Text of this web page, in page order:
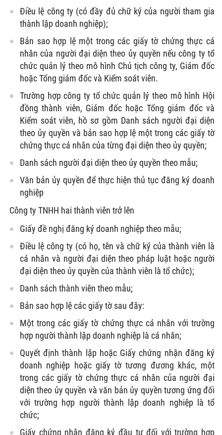
Điều lệ công ty (có đầy đủ chữ ký của người tham gia
thành lập doanh nghiệp);
Bản sao hợp lệ một trong các giấy tờ chứng thực cá
nhân của người đại diện theo ủy quyền nếu công ty tổ
chức quản lý theo mô hình Chủ tịch công ty, Giám đốc
hoặc Tổng giám đốc và Kiểm soát viên.
Trường hợp công ty tổ chức quản lý theo mô hình Hội
đồng thành viên, Giám đốc hoặc Tổng giám đốc và
Kiểm soát viên, hồ sơ gồm Danh sách người đại diện
theo ủy quyền và bản sao hợp lệ một trong các giấy tờ
chứng thực cá nhân của từng đại diện theo ủy quyền;
Danh sách người đại diện theo ủy quyền theo mẫu;
Văn bản ủy quyền để thực hiện thủ tục đăng ký doanh
nghiệp
Công ty TNHH hai thành viên trở lên
Giấy đề nghị đăng ký doanh nghiệp theo mẫu;
Điều lệ công ty (có họ, tên và chữ ký của thành viên là
cá nhân và người đại diện theo pháp luật hoặc người
đại diện theo ủy quyền của thành viên là tổ chức);
Danh sách thành viên theo mẫu;
Bản sao hợp lệ các giấy tờ sau đây:
Một trong các giấy tờ chứng thực cá nhân với trường
hợp người thành lập doanh nghiệp là cá nhân;
Quyết định thành lập hoặc Giấy chứng nhận đăng ký
doanh nghiệp hoặc giấy tờ tương đương khác, một
trong các giấy tờ chứng thực cá nhân của người đại
diện theo ủy quyền và văn bản ủy quyền tương ứng đối
với trường hợp người thành lập doanh nghiệp là tổ
chức;
Giấy chứng nhận đăng ký đầu tư đối với trường hợp